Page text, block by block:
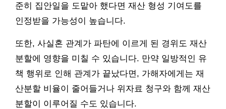
준히 집안일을 도맡아 했다면 재산 형성 기여도를
인정받을 가능성이 높습니다.
또한, 사실혼 관계가 파탄에 이르게 된 경위도 재산
분할에 영향을 미칠 수 있습니다. 만약 일방적인 유
책 행위로 인해 관계가 끝났다면, 가해자에게는 재
산분할 비율이 줄어들거나 위자료 청구와 함께 재산
분할이 이루어질 수도 있습니다.